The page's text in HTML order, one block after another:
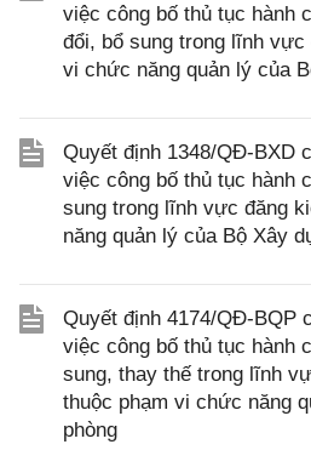
việc công bố thủ tục hành
đổi, bổ sung trong lĩnh vực
vi chức năng quản lý của
Quyết định 1348/QĐ-BXD
việc công bố thủ tục hành
sung trong lĩnh vực đăng
năng quản lý của Bộ Xây
Quyết định 4174/QĐ-BQP
việc công bố thủ tục hành
sung, thay thế trong lĩnh
thuộc phạm vi chức năng
phòng